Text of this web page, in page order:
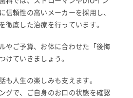
信頼性の高いメーカーを採用し、
徹底した治療を行っています。
やご予算、お体に合わせた「後悔
けていきましょう。
も人生の楽しみも支えます。
グで、ご自身のお口の状態を確認